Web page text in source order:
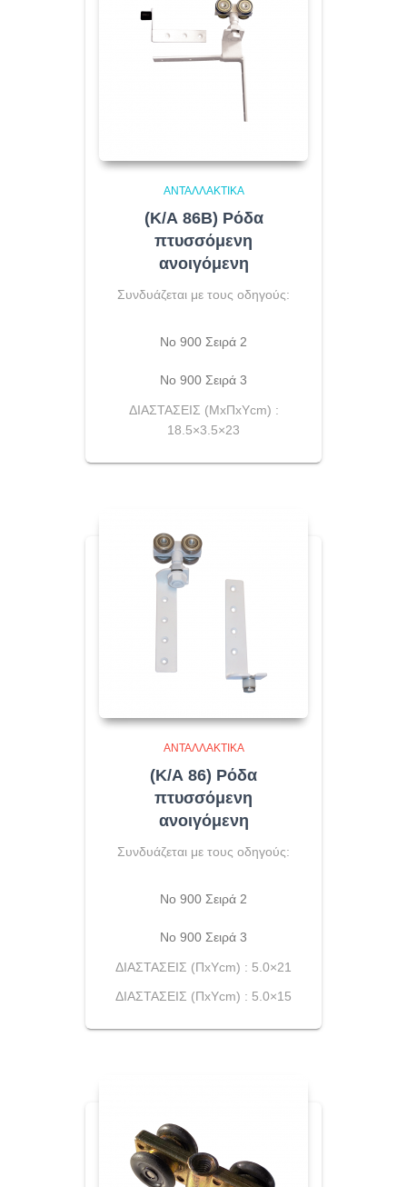
ΑΝΤΑΛΛΑΚΤΙΚΆ
(Κ/Α 86Β) Ρόδα
πτυσσόμενη
ανοιγόμενη
Συνδυάζεται με τους οδηγούς:
Νο 900 Σειρά 2
Νο 900 Σειρά 3
ΔΙΑΣΤΑΣΕΙΣ (ΜxΠxYcm) :
18.5×3.5×23
ΑΝΤΑΛΛΑΚΤΙΚΆ
(Κ/Α 86) Ρόδα
πτυσσόμενη
ανοιγόμενη
Συνδυάζεται με τους οδηγούς:
Νο 900 Σειρά 2
Νο 900 Σειρά 3
ΔΙΑΣΤΑΣΕΙΣ (ΠxYcm) : 5.0×21
ΔΙΑΣΤΑΣΕΙΣ (ΠxYcm) : 5.0×15